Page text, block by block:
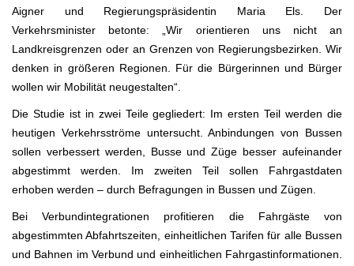
Aigner und Regierungspräsidentin Maria Els. Der
Verkehrsminister betonte: „Wir orientieren uns nicht an
Landkreisgrenzen oder an Grenzen von Regierungsbezirken. Wir
denken in größeren Regionen. Für die Bürgerinnen und Bürger
wollen wir Mobilität neugestalten“.
Die Studie ist in zwei Teile gegliedert: Im ersten Teil werden die
heutigen Verkehrsströme untersucht. Anbindungen von Bussen
sollen verbessert werden, Busse und Züge besser aufeinander
abgestimmt werden. Im zweiten Teil sollen Fahrgastdaten
erhoben werden – durch Befragungen in Bussen und Zügen.
Bei Verbundintegrationen profitieren die Fahrgäste von
abgestimmten Abfahrtszeiten, einheitlichen Tarifen für alle Bussen
und Bahnen im Verbund und einheitlichen Fahrgastinformationen.